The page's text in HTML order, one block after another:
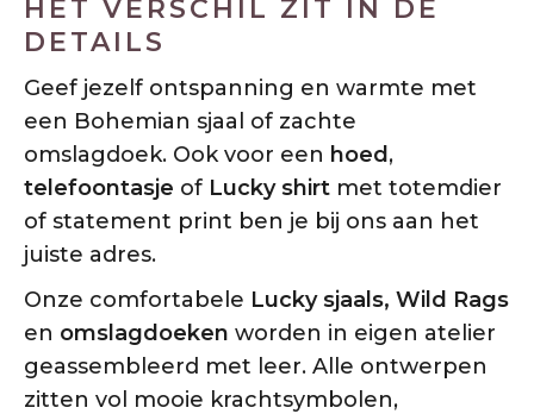
HET VERSCHIL ZIT IN DE
DETAILS
Geef jezelf ontspanning en warmte met
een Bohemian sjaal of zachte
omslagdoek. Ook voor een hoed ,
telefoontasje of Lucky shirt met totemdier
of statement print ben je bij ons aan het
juiste adres.
Onze comfortabele Lucky sjaals, Wild Rags
en omslagdoeken worden in eigen atelier
geassembleerd met leer. Alle ontwerpen
zitten vol mooie krachtsymbolen,